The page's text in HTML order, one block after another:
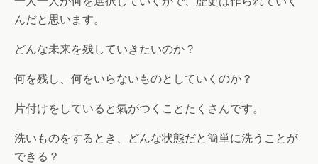
んだと思います。
どんな未来を残していきたいのか？
何を残し、何をいらないものとしていくのか？
片付けをしていると氣がつくことたくさんです。
洗いものをするとき、どんな状態だと簡単に洗うことが
できる？